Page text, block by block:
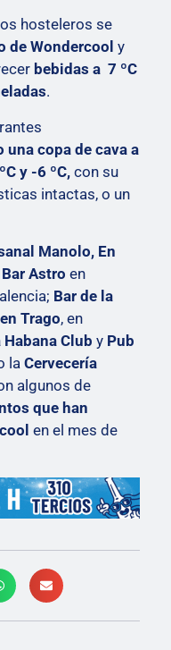
hosteleros se
de Wondercool y
bebidas a 7 ºC
.
una copa de cava a
y -6 ºC, con su
intactas, o un
Manolo, En
Bar Astro en
Bar de la
Trago, en
Habana Club y Pub
laCervecería
algunos de
que han
en el mes de